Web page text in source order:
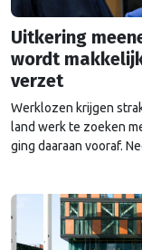
Uitkering
wordt
verzet
Werklozen krijgen
land werk te zoeken
ging daaraan vooraf.